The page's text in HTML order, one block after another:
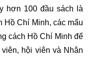
hơn 100 đầu sách là
Hồ Chí Minh, các mẩu
cách Hồ Chí Minh để
hội viên và Nhân